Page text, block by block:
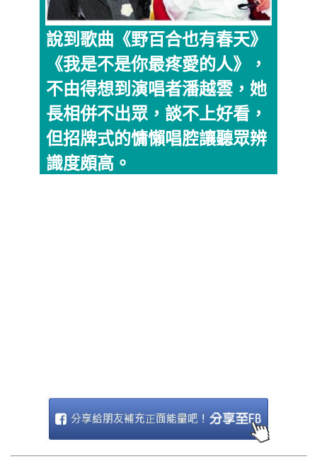
說到歌曲《野百合也有春天》
《我是不是你最疼愛的人》，
不由得想到演唱者潘越雲，她
長相併不出眾，談不上好看，
但招牌式的慵懶唱腔讓聽眾辨
識度頗高。